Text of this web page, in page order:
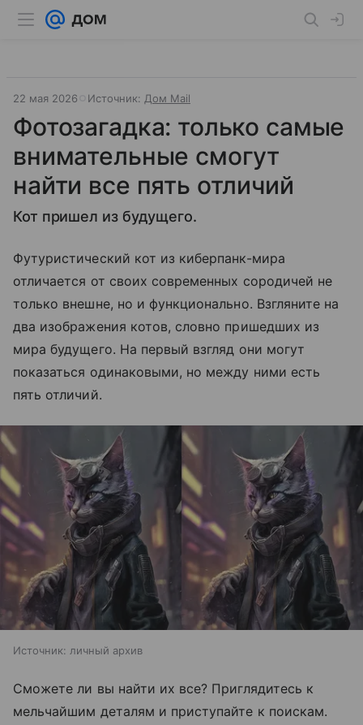
22 мая 2026 Источник: Дом Mail
Фотозагадка: только самые
внимательные смогут
найти все пять отличий
Кот пришел из будущего.
Футуристический кот из киберпанк-мира
отличается от своих современных сородичей не
только внешне, но и функционально. Взгляните на
два изображения котов, словно пришедших из
мира будущего. На первый взгляд они могут
показаться одинаковыми, но между ними есть
пять отличий.
Источник: личный архив
Сможете ли вы найти их все? Приглядитесь к
мельчайшим деталям и приступайте к поискам.